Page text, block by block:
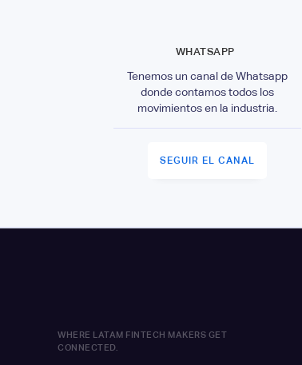
WHATSAPP
Tenemos un canal de Whatsapp
donde contamos todos los
movimientos en la industria.
SEGUIR EL CANAL
WHERE LATAM FINTECH MAKERS GET
CONNECTED.